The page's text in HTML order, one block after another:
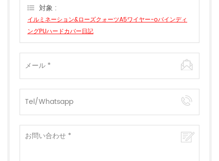
対象 :
イルミネーション&ローズクォーツA5ワイヤー-oバインディ
ングPUハードカバー日記